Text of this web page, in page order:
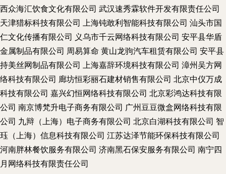
西众海汇饮食文化有限公司 武汉速秀霖软件开发有限责任公司
天津猎标科技有限公司 上海钝敢利智能科技有限公司 汕头市国
仁文化传播有限公司 义乌市千云网络科技有限公司 安平县华盾
金属制品有限公司 周易算命 黄山龙驹汽车租赁有限公司 安平县
持美丝网制品有限公司 上海嘉辞环境科技有限公司 漳州吴方网
络科技有限公司 廊坊恒彩丽石建材销售有限公司 北京中仪万成
科技有限公司 嘉兴幻恒网络科技有限公司 北京彩鸿达科技有限
公司 南京博梵升电子商务有限公司 广州豆豆微盒网络科技有限
公司 九辩（上海）电子商务有限公司 北京白湖科技有限公司 智
珏（上海）信息科技有限公司 江苏达泽节能环保科技有限公司
河南胖林餐饮服务有限公司 济南黑石保安服务有限公司 南宁四
月网络科技有限责任公司